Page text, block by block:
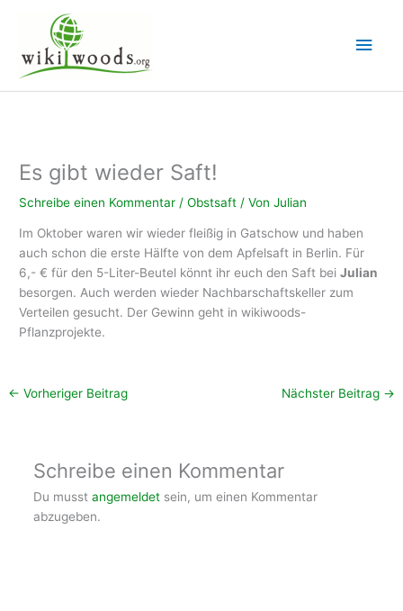
springen
Es gibt wieder Saft!
Schreibe einen Kommentar /Obstsaft / VonJulian
Im Oktober waren wir wieder fleißig in Gatschow und haben
auch schon die erste Hälfte von dem Apfelsaft in Berlin. Für
6,- € für den 5-Liter-Beutel könnt ihr euch den Saft beiJulian
besorgen. Auch werden wieder Nachbarschaftskeller zum
Verteilen gesucht. Der Gewinn geht in wikiwoods-
Pflanzprojekte.
← Vorheriger Beitrag Nächster Beitrag →
Schreibe einen Kommentar
Du musst angemeldetsein, um einen Kommentar
abzugeben.